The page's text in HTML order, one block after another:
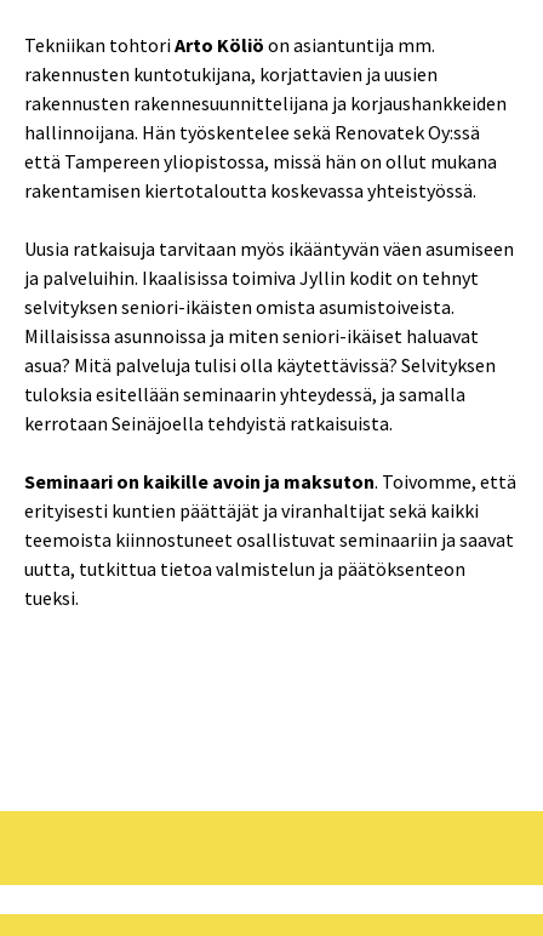
Tekniikan tohtoriArto Köliö on asiantuntija mm.
rakennusten kuntotukijana, korjattavien ja uusien
rakennusten rakennesuunnittelijana ja korjaushankkeiden
hallinnoijana. Hän työskentelee sekä Renovatek Oy:ssä
että Tampereen yliopistossa, missä hän on ollut mukana
rakentamisen kiertotaloutta koskevassa yhteistyössä.
Uusia ratkaisuja tarvitaan myös ikääntyvän väen asumiseen
ja palveluihin. Ikaalisissa toimiva Jyllin kodit on tehnyt
selvityksen seniori-ikäisten omista asumistoiveista.
Millaisissa asunnoissa ja miten seniori-ikäiset haluavat
asua? Mitä palveluja tulisi olla käytettävissä? Selvityksen
tuloksia esitellään seminaarin yhteydessä, ja samalla
kerrotaan Seinäjoella tehdyistä ratkaisuista.
Seminaari on kaikille avoin ja maksuton. Toivomme, että
erityisesti kuntien päättäjät ja viranhaltijat sekä kaikki
teemoista kiinnostuneet osallistuvat seminaariin ja saavat
uutta, tutkittua tietoa valmistelun ja päätöksenteon
tueksi.